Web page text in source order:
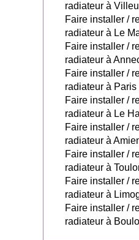
radiateur à
Faire installer /
radiateur à Le
Faire installer /
radiateur à
Faire installer /
radiateur à Paris
Faire installer /
radiateur à Le
Faire installer /
radiateur à
Faire installer /
radiateur à
Faire installer /
radiateur à
Faire installer /
radiateur à